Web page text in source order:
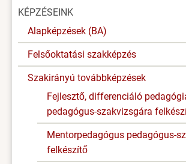
Oldal
KÉPZÉSEINK
Alapképzések (BA)
Felsőoktatási szakképzés
Szakirányú továbbképzések
Fejlesztő, differenciáló
pedagógus-szakvizsgára
Mentorpedagógus pedagógus-
felkészítő